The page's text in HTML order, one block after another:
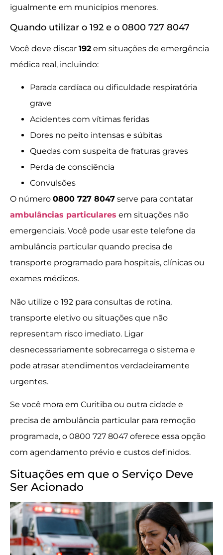
igualmente em municípios menores.
Quando utilizar o 192 e o 0800 727 8047
Você deve discar 192 em situações de emergência
médica real, incluindo:
Parada cardíaca ou dificuldade respiratória
grave
Acidentes com vítimas feridas
Dores no peito intensas e súbitas
Quedas com suspeita de fraturas graves
Perda de consciência
Convulsões
O número 0800 727 8047 serve para contatar
ambulâncias particulares em situações não
emergenciais. Você pode usar este telefone da
ambulância particular quando precisa de
transporte programado para hospitais, clínicas ou
exames médicos.
Não utilize o 192 para consultas de rotina,
transporte eletivo ou situações que não
representam risco imediato. Ligar
desnecessariamente sobrecarrega o sistema e
pode atrasar atendimentos verdadeiramente
urgentes.
Se você mora em Curitiba ou outra cidade e
precisa de ambulância particular para remoção
programada, o 0800 727 8047 oferece essa opção
com agendamento prévio e custos definidos.
Situações em que o Serviço Deve
Ser Acionado